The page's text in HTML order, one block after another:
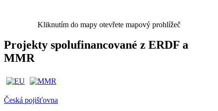
Kliknutím do mapy otevřete mapový prohlížeč
Projekty spolufinancované z ERDF a
MMR
Česká pojišťovna